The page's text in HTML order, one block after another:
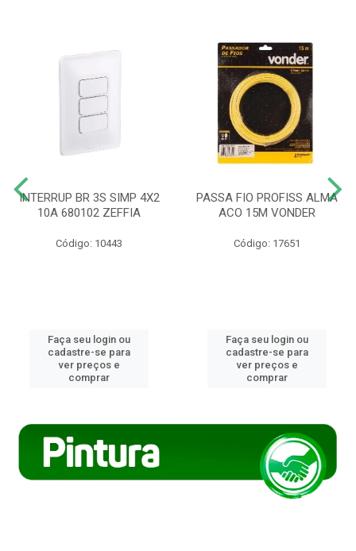
INTERRUP BR 3S SIMP 4X2
10A 680102 ZEFFIA
Código: 10443
Faça seu login ou
cadastre-se para
ver preços e
comprar
PASSA FIO PROFISS ALMA
ACO 15M VONDER
Código: 17651
Faça seu login ou
cadastre-se para
ver preços e
comprar